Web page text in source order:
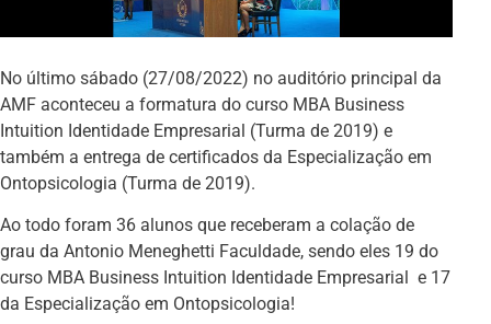
No último sábado (27/08/2022) no auditório principal da
AMF aconteceu a formatura do curso MBA Business
Intuition Identidade Empresarial (Turma de 2019) e
também a entrega de certificados da Especialização em
Ontopsicologia (Turma de 2019).
Ao todo foram 36 alunos que receberam a colação de
grau da Antonio Meneghetti Faculdade, sendo eles 19 do
curso MBA Business Intuition Identidade Empresarial e 17
da Especialização em Ontopsicologia!